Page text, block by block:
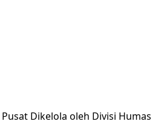
Dikelola oleh Divisi Humas